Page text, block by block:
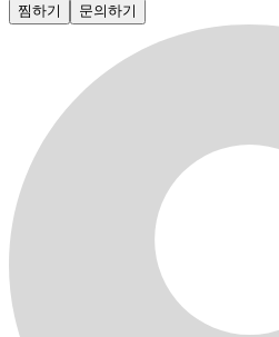
찜하기 문의하기